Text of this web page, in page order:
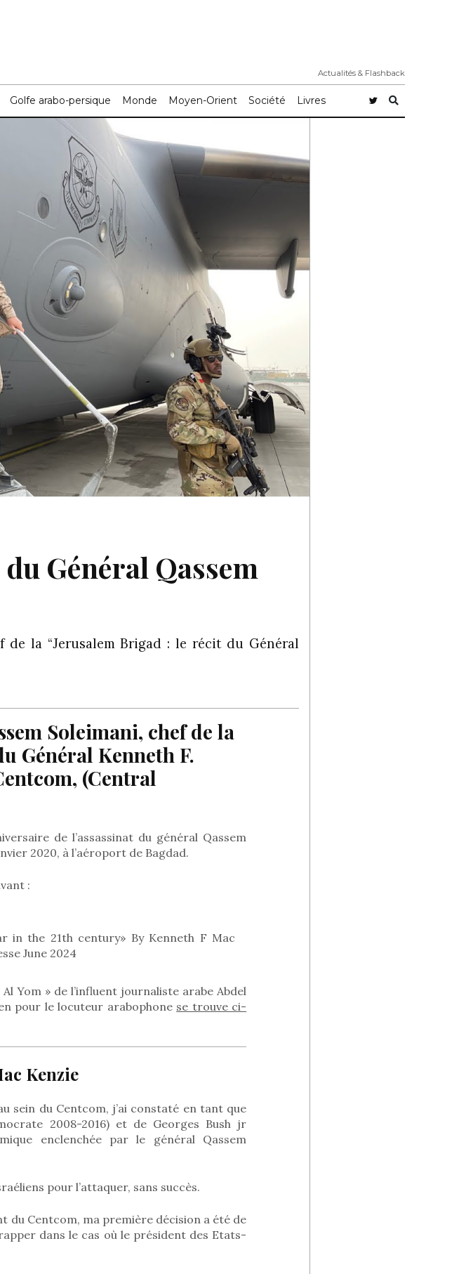
Actualités & Flashback
Golfe arabo-persique Monde Moyen-Orient Société Livres
Général Qassem
de la “Jerusalem Brigad : le récit du Général
Soleimani, chef de la
Général Kenneth F.
(Central
de l’assassinat du général Qassem
2020, à l’aéroport de Bagdad.
:
in the 21th century» By Kenneth F Mac
June 2024
Yom » de l’influent journaliste arabe Abdel
pour le locuteur arabophone se trouve ci-
Kenzie
sein du Centcom, j’ai constaté en tant que
2008-2016) et de Georges Bush jr
enclenchée par le général Qassem
pour l’attaquer, sans succès.
du Centcom, ma première décision a été de
dans le cas où le président des Etats-